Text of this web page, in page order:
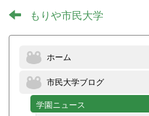
もりや市民大学
ホーム
市民大学ブログ
学園ニュース